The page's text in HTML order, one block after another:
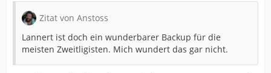
Zitat von Anstoss
Lannert ist doch ein wunderbarer Backup für die
meisten Zweitligisten. Mich wundert das gar nicht.